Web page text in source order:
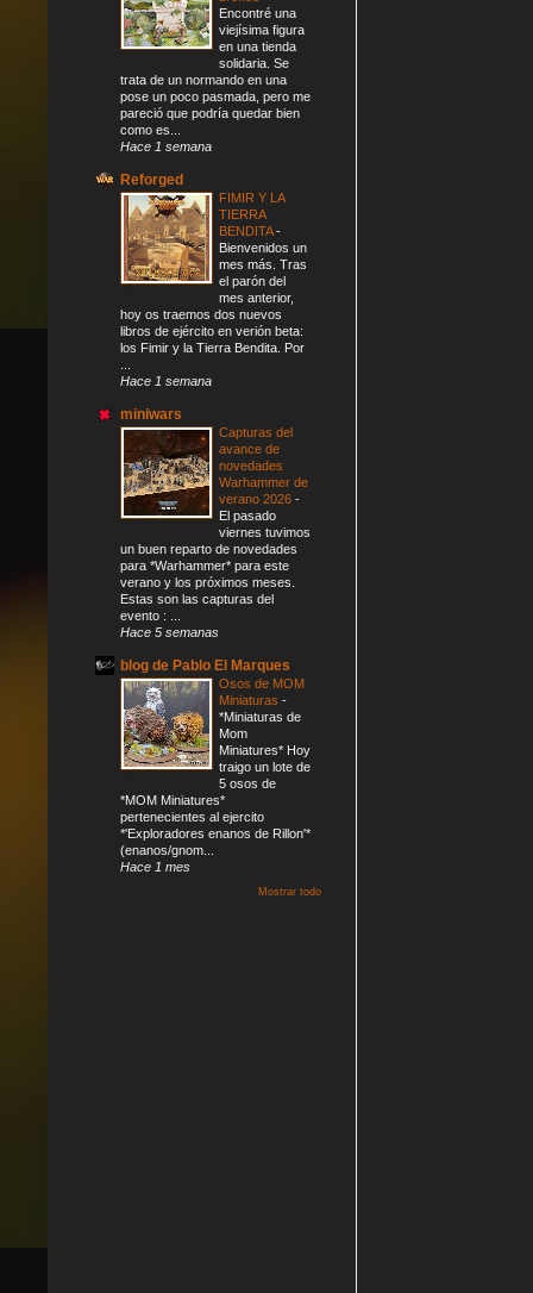
Encontré una
viejísima figura
en una tienda
solidaria. Se
trata de un normando en una
pose un poco pasmada, pero me
pareció que podría quedar bien
como es...
Hace 1 semana
Reforged
FIMIR Y LA
TIERRA
BENDITA-
Bienvenidos un
mes más. Tras
el parón del
mes anterior,
hoy os traemos dos nuevos
libros de ejército en verión beta:
los Fimir y la Tierra Bendita. Por
Hace 1 semana
miniwars
Capturas del
avance de
novedades
Warhammer de
verano 2026 -
El pasado
viernes tuvimos
un buen reparto de novedades
para *Warhammer* para este
verano y los próximos meses.
Estas son las capturas del
evento : ...
Hace 5 semanas
blog de Pablo El Marques
Osos de MOM
Miniaturas -
*Miniaturas de
Mom
Miniatures* Hoy
traigo un lote de
5 osos de
*MOM Miniatures*
pertenecientes al ejercito
*'Exploradores enanos de Rillon'*
(enanos/gnom...
Hace 1 mes
Mostrar todo